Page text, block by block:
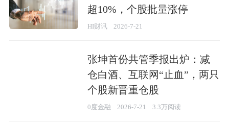
超10%，个股批量涨停
HI财讯 2026-7-21
张坤首份共管季报出炉：减
仓白酒、互联网“止血”，两只
个股新晋重仓股
0度金融 2026-7-21 3.3万阅读